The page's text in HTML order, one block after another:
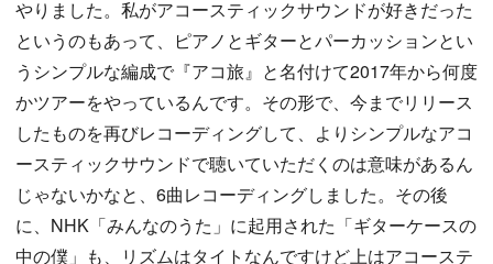
やりました。私がアコースティックサウンドが好きだった
というのもあって、ピアノとギターとパーカッションとい
うシンプルな編成で『アコ旅』と名付けて2017年から何度
かツアーをやっているんです。その形で、今までリリース
したものを再びレコーディングして、よりシンプルなアコ
ースティックサウンドで聴いていただくのは意味があるん
じゃないかなと、6曲レコーディングしました。その後
に、NHK「みんなのうた」に起用された「ギターケースの
中の僕」も、リズムはタイトなんですけど上はアコーステ